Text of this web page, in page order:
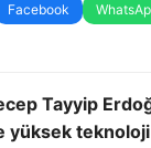
Facebook
Tayyip
yüksek